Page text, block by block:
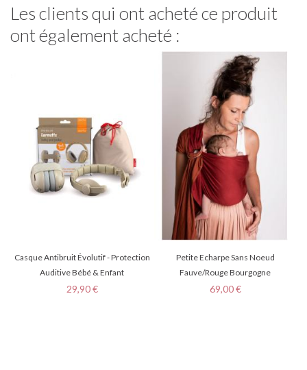
Les clients qui ont acheté ce produit
ont également acheté :
Casque Antibruit Évolutif - Protection
Auditive Bébé & Enfant
Prix
29,90 €
Petite Echarpe Sans Noeud
Fauve/Rouge Bourgogne
Prix
69,00 €